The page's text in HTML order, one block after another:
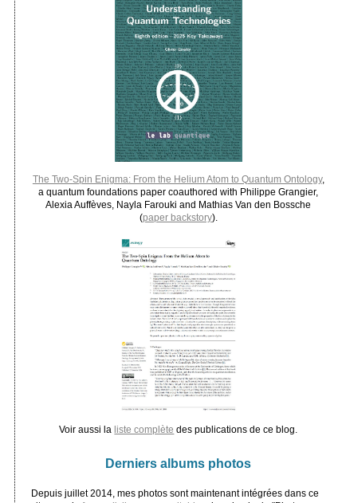
The Two-Spin Enigma: From the Helium Atom to Quantum Ontology,
a quantum foundations paper coauthored with Philippe Grangier,
Alexia Auffèves, Nayla Farouki and Mathias Van den Bossche
(paper backstory).
Voir aussi la liste complète des publications de ce blog.
Derniers albums photos
Depuis juillet 2014, mes photos sont maintenant intégrées dans ce